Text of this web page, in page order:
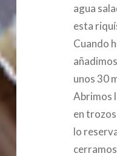
agua
esta
Cuando
unos 30
Abrimos
en
lo